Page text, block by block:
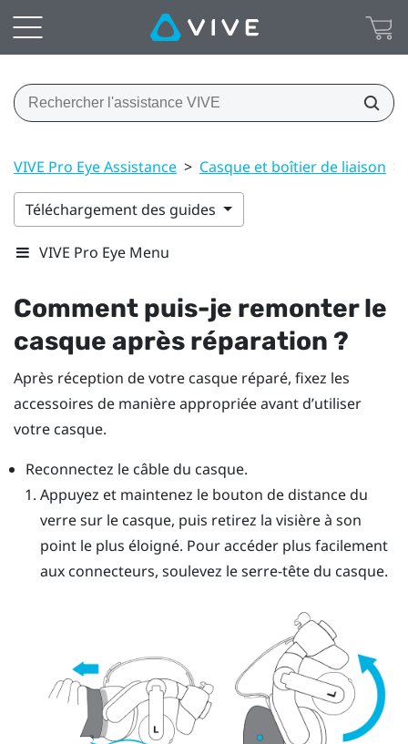
VIVE Pro Eye Assistance > Casque et boîtier de liaison >
Téléchargement des guides
VIVE Pro Eye Menu
Comment puis-je remonter le
casque après réparation ?
Après réception de votre casque réparé, fixez les
accessoires de manière appropriée avant d’utiliser
votre casque.
Reconnectez le câble du casque.
Appuyez et maintenez le bouton de distance du
verre sur le casque, puis retirez la visière à son
point le plus éloigné. Pour accéder plus facilement
aux connecteurs, soulevez le serre-tête du casque.